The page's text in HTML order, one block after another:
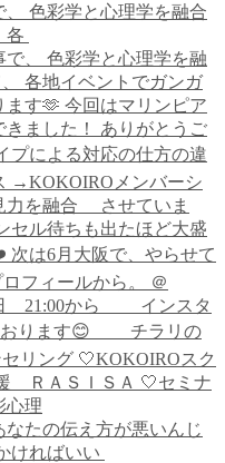
色彩学と心理学を融合
各
たの伝え方が悪いんじ
ければいい